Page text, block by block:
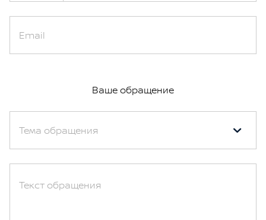
Email
Ваше обращение
Тема обращения
Текст обращения